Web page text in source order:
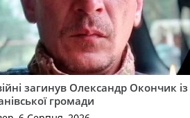
загинув Олександр Окончик із
громади